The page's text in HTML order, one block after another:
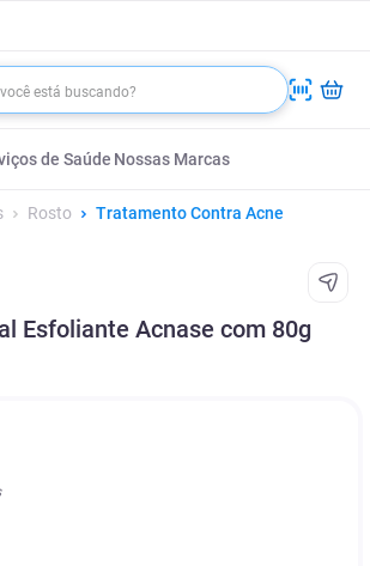
de Saúde Nossas Marcas
Rosto Tratamento Contra Acne
Esfoliante Acnase com 80g